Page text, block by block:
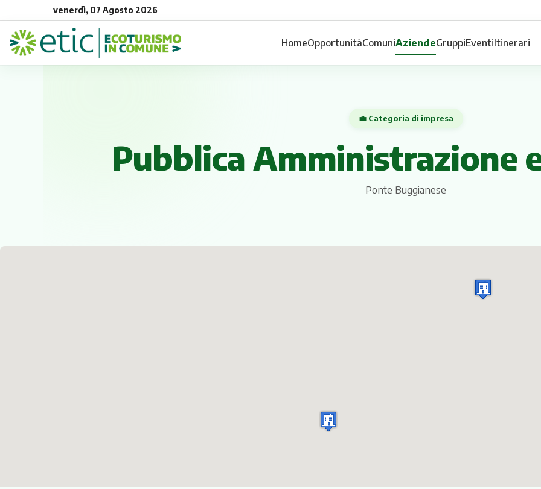
venerdì, 07 Agosto 2026
HomeOpportunitàComuniAziendeGruppiEventiItinerari
💼 Categoria di impresa
Pubblica Amministrazione
Ponte Buggianese